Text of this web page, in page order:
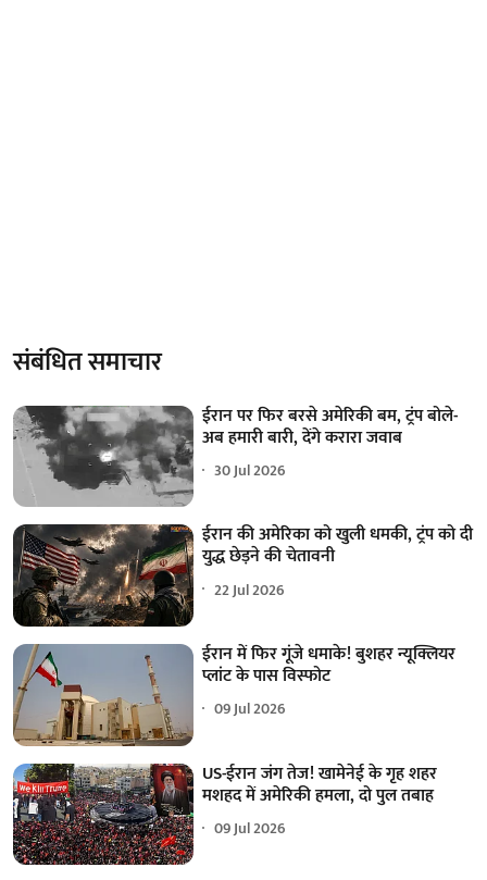
संबंधित समाचार
ईरान पर फिर बरसे अमेरिकी बम, ट्रंप बोले-
अब हमारी बारी, देंगे करारा जवाब
30 Jul 2026
ईरान की अमेरिका को खुली धमकी, ट्रंप को दी
युद्ध छेड़ने की चेतावनी
22 Jul 2026
ईरान में फिर गूंजे धमाके! बुशहर न्यूक्लियर
प्लांट के पास विस्फोट
09 Jul 2026
US-ईरान जंग तेज! खामेनेई के गृह शहर
मशहद में अमेरिकी हमला, दो पुल तबाह
09 Jul 2026